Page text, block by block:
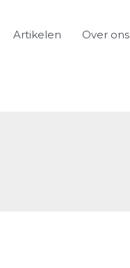
Artikelen Over ons